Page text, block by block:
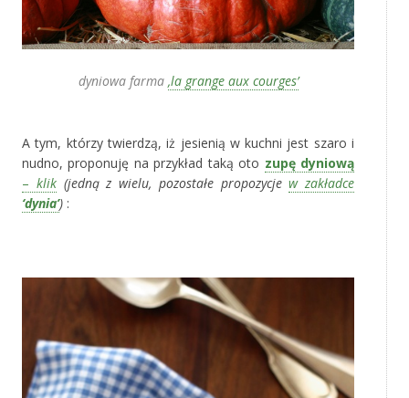
dyniowa farma ‚la grange aux courges’
A tym, którzy twierdzą, iż jesienią w kuchni jest szaro i
nudno, proponuję na przykład taką oto zupę dyniową
– klik(jedną z wielu, pozostałe propozycjew zakładce
‘dynia’) :